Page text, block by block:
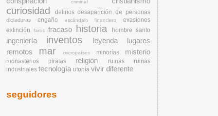
criminal
curiosidad delirios desaparición de personas
dictaduras engaño escándalo financiero
evasiones
extinción
faros fracaso historia hombre santo
ingeniería inventos leyenda
lugares
remotos
mar micropaíses minorías misterio
monasterios piratas religión ruinas
ruinas
industriales tecnología utopía vivir diferente
seguidores